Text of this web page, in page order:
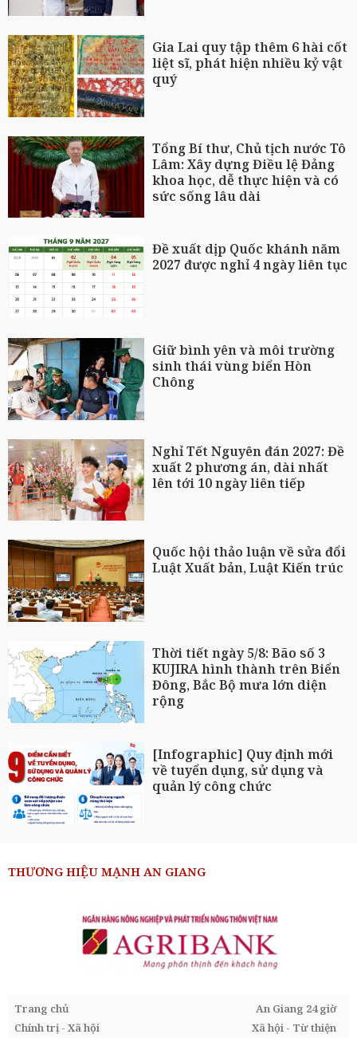
Gia Lai quy tập thêm 6 hài cốt
liệt sĩ, phát hiện nhiều kỷ vật
quý
Tổng Bí thư, Chủ tịch nước Tô
Lâm: Xây dựng Điều lệ Đảng
khoa học, dễ thực hiện và có
sức sống lâu dài
Đề xuất dịp Quốc khánh năm
2027 được nghỉ 4 ngày liên tục
Giữ bình yên và môi trường
sinh thái vùng biển Hòn
Chông
Nghỉ Tết Nguyên đán 2027: Đề
xuất 2 phương án, dài nhất
lên tới 10 ngày liên tiếp
Quốc hội thảo luận về sửa đổi
Luật Xuất bản, Luật Kiến trúc
Thời tiết ngày 5/8: Bão số 3
KUJIRA hình thành trên Biển
Đông, Bắc Bộ mưa lớn diện
rộng
[Infographic] Quy định mới
về tuyển dụng, sử dụng và
quản lý công chức
THƯƠNG HIỆU MẠNH AN GIANG
Trang chủ
An Giang 24 giờ
Chính trị - Xã hội
Xã hội - Từ thiện